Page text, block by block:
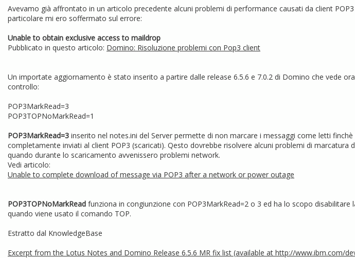
Avevamo già affrontato in un articolo precedente alcuni problemi di performance causati da client POP3
particolare mi ero soffermato sul errore:
Unable to obtain exclusive access to maildrop
Pubblicato in questo articolo: Domino: Risoluzione problemi con Pop3 client
Un importate aggiornamento è stato inserito a partire dalle release 6.5.6 e 7.0.2 di Domino che vede
controllo:
POP3MarkRead=3
POP3TOPNoMarkRead=1
POP3MarkRead=3 inserito nel notes.ini del Server permette di non marcare i messaggi come letti
completamente inviati al client POP3 (scaricati). Qesto dovrebbe risolvere alcuni problemi di marcatura
quando durante lo scaricamento avvenissero problemi network.
Vedi articolo:
Unable to complete download of message via POP3 after a network or power outage
POP3TOPNoMarkRead funziona in congiunzione con POP3MarkRead=2 o 3 ed ha lo scopo disabilitare
quando viene usato il comando TOP.
Estratto dal KnowledgeBase
Excerpt from the Lotus Notes and Domino Release 6.5.6 MR fix list (available at http://www.ibm.com/